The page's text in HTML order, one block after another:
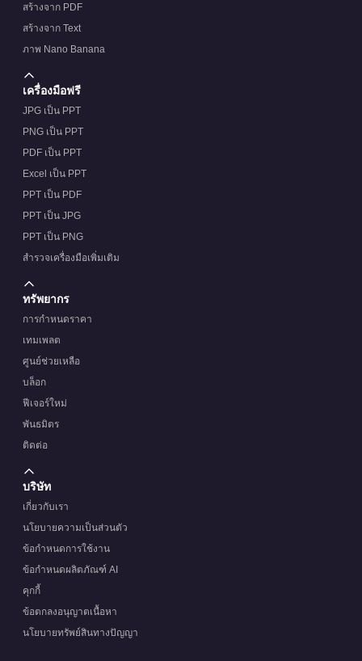
สร้างจาก PDF
สร้างจาก Text
ภาพ Nano Banana
เครื่องมือฟรี
JPG เป็น PPT
PNG เป็น PPT
PDF เป็น PPT
Excel เป็น PPT
PPT เป็น PDF
PPT เป็น JPG
PPT เป็น PNG
สำรวจเครื่องมือเพิ่มเติม
ทรัพยากร
การกำหนดราคา
เทมเพลต
ศูนย์ช่วยเหลือ
บล็อก
ฟีเจอร์ใหม่
พันธมิตร
ติดต่อ
บริษัท
เกี่ยวกับเรา
นโยบายความเป็นส่วนตัว
ข้อกำหนดการใช้งาน
ข้อกำหนดผลิตภัณฑ์ AI
คุกกี้
ข้อตกลงอนุญาตเนื้อหา
นโยบายทรัพย์สินทางปัญญา